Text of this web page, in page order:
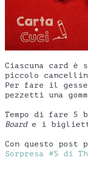
Ciascuna card è
piccolo
Per fare il
pezzetti una
Tempo di fare 5
Boarde i biglietti
Con questo post
Sorpresa #5 di